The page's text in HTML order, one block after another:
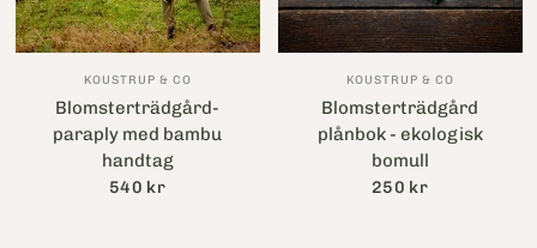
KOUSTRUP & CO
Blomsterträdgård-
paraply med bambu
handtag
540 kr
KOUSTRUP & CO
Blomsterträdgård
plånbok - ekologisk
bomull
250 kr